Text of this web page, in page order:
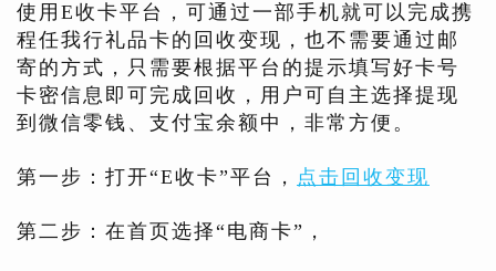
使用E收卡平台，可通过一部手机就可以完成携
程任我行礼品卡的回收变现，也不需要通过邮
寄的方式，只需要根据平台的提示填写好卡号
卡密信息即可完成回收，用户可自主选择提现
到微信零钱、支付宝余额中，非常方便。
第一步：打开“E收卡”平台， 点击回收变现
第二步：在首页选择“电商卡”，